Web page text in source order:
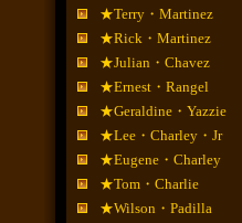
★Terry・Martinez
★Rick・Martinez
★Julian・Chavez
★Ernest・Rangel
★Geraldine・Yazzie
★Lee・Charley・Jr
★Eugene・Charley
★Tom・Charlie
★Wilson・Padilla